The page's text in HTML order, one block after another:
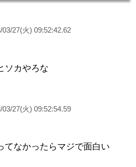
03/27(火) 09:52:42.62
ソカやろな
03/27(火) 09:52:54.59
てなかったらマジで面白い